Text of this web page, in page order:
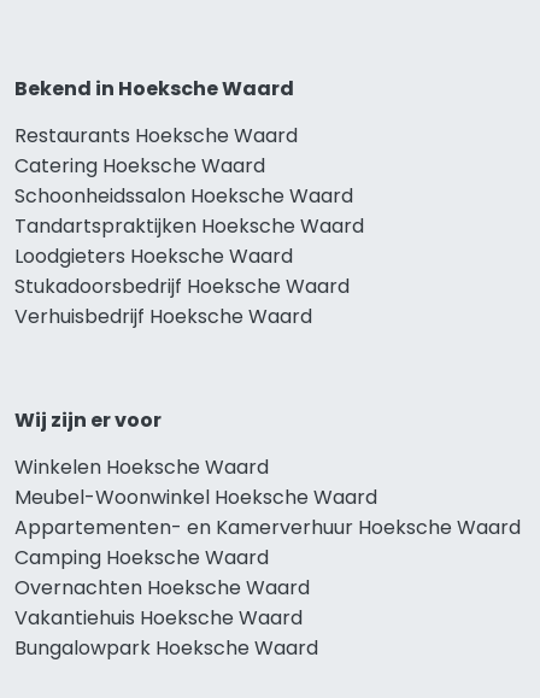
Bekend in Hoeksche Waard
Restaurants Hoeksche Waard
Catering Hoeksche Waard
Schoonheidssalon Hoeksche Waard
Tandartspraktijken Hoeksche Waard
Loodgieters Hoeksche Waard
Stukadoorsbedrijf Hoeksche Waard
Verhuisbedrijf Hoeksche Waard
Wij zijn er voor
Winkelen Hoeksche Waard
Meubel-Woonwinkel Hoeksche Waard
Appartementen- en Kamerverhuur Hoeksche Waard
Camping Hoeksche Waard
Overnachten Hoeksche Waard
Vakantiehuis Hoeksche Waard
Bungalowpark Hoeksche Waard